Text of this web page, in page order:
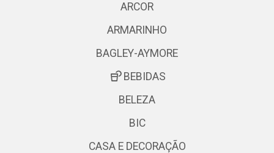
ARCOR
ARMARINHO
BAGLEY-AYMORE
BEBIDAS
BELEZA
BIC
CASA E DECORAÇÃO